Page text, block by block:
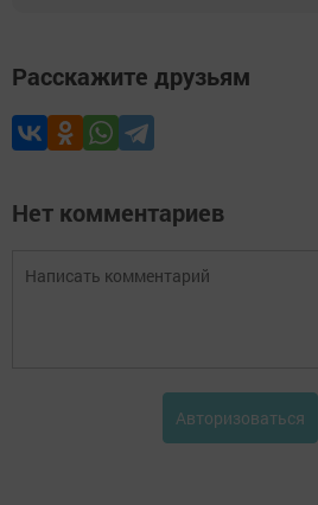
Расскажите друзьям
Нет комментариев
Авторизоваться